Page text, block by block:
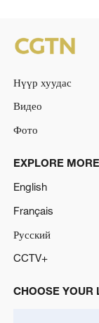
Нүүр хуудас
Видео
Фото
EXPLORE MORE
English
Français
Русский
CCTV+
CHOOSE YOUR